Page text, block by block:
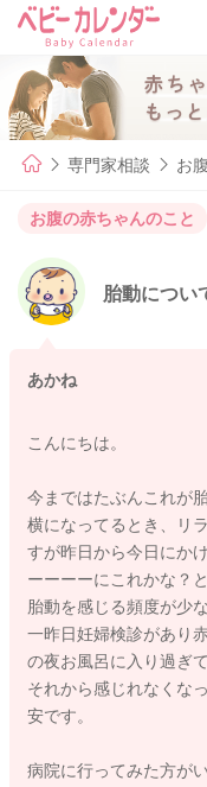
専門家相談 お
お腹の赤ちゃんのこと
胎動につい
あかね
こんにちは。
今まではたぶんこれが
横になってるとき、リ
すが昨日から今日にか
ーーーーにこれかな？
胎動を感じる頻度が少
一昨日妊婦検診があり
の夜お風呂に入り過ぎ
それから感じれなくな
安です。
病院に行ってみた方が